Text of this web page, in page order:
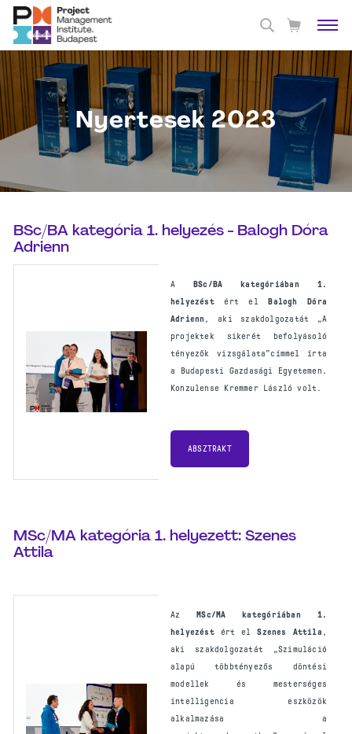
Nyertesek 2023
BSc/BA kategória 1. helyezés - Balogh Dóra
Adrienn
A
BSc/BA kategóriában 1.
helyezéstért el
Balogh Dóra
Adrienn , aki szakdolgozatát „A
projektek sikerét befolyásoló
tényezők vizsgálata”címmel írta
a Budapesti Gazdasági Egyetemen.
Konzulense Kremmer László volt.
ABSZTRAKT
MSc/MA kategória 1. helyezett: Szenes
Attila
Az MSc/MA kategóriában
1.
helyezéstért el Szenes Attila ,
aki szakdolgozatát „Szimuláció
alapú többtényezős döntési
modellek és mesterséges
intelligencia eszközök
alkalmazása a